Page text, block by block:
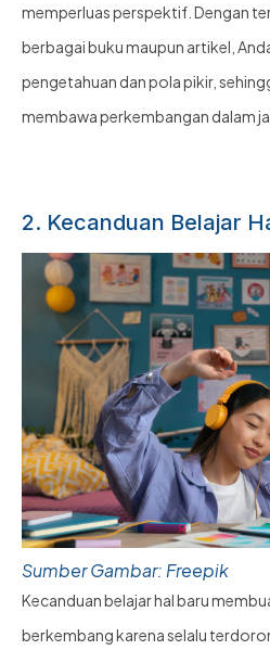
memperluas perspektif. Dengan
berbagai buku maupun artikel,
pengetahuan dan pola pikir,
membawa perkembangan dalam
2. Kecanduan Belajar
Sumber Gambar: Freepik
Kecanduan belajar hal baru
berkembang karena selalu